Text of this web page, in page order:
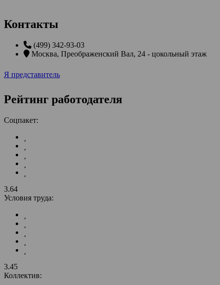
Контакты
(499) 342-93-03
Москва, Преображенский Вал, 24 - цокольный этаж
Я представитель
Рейтинг работодателя
Соцпакет:
3.64
Условия труда:
3.45
Коллектив: